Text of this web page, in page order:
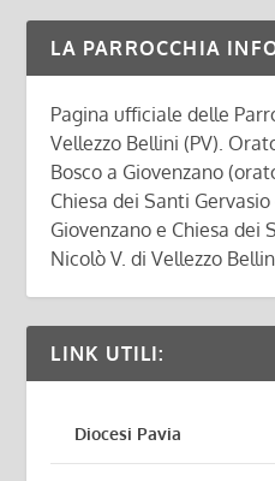
LA PARROCCHIA
Pagina ufficiale delle
Vellezzo Bellini (PV).
Bosco a Giovenzano
Chiesa dei Santi
Giovenzano e Chiesa dei
Nicolò V. di Vellezzo
LINK UTILI:
Diocesi Pavia